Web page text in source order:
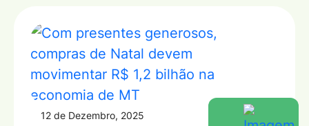
12 de Dezembro, 2025 Economia